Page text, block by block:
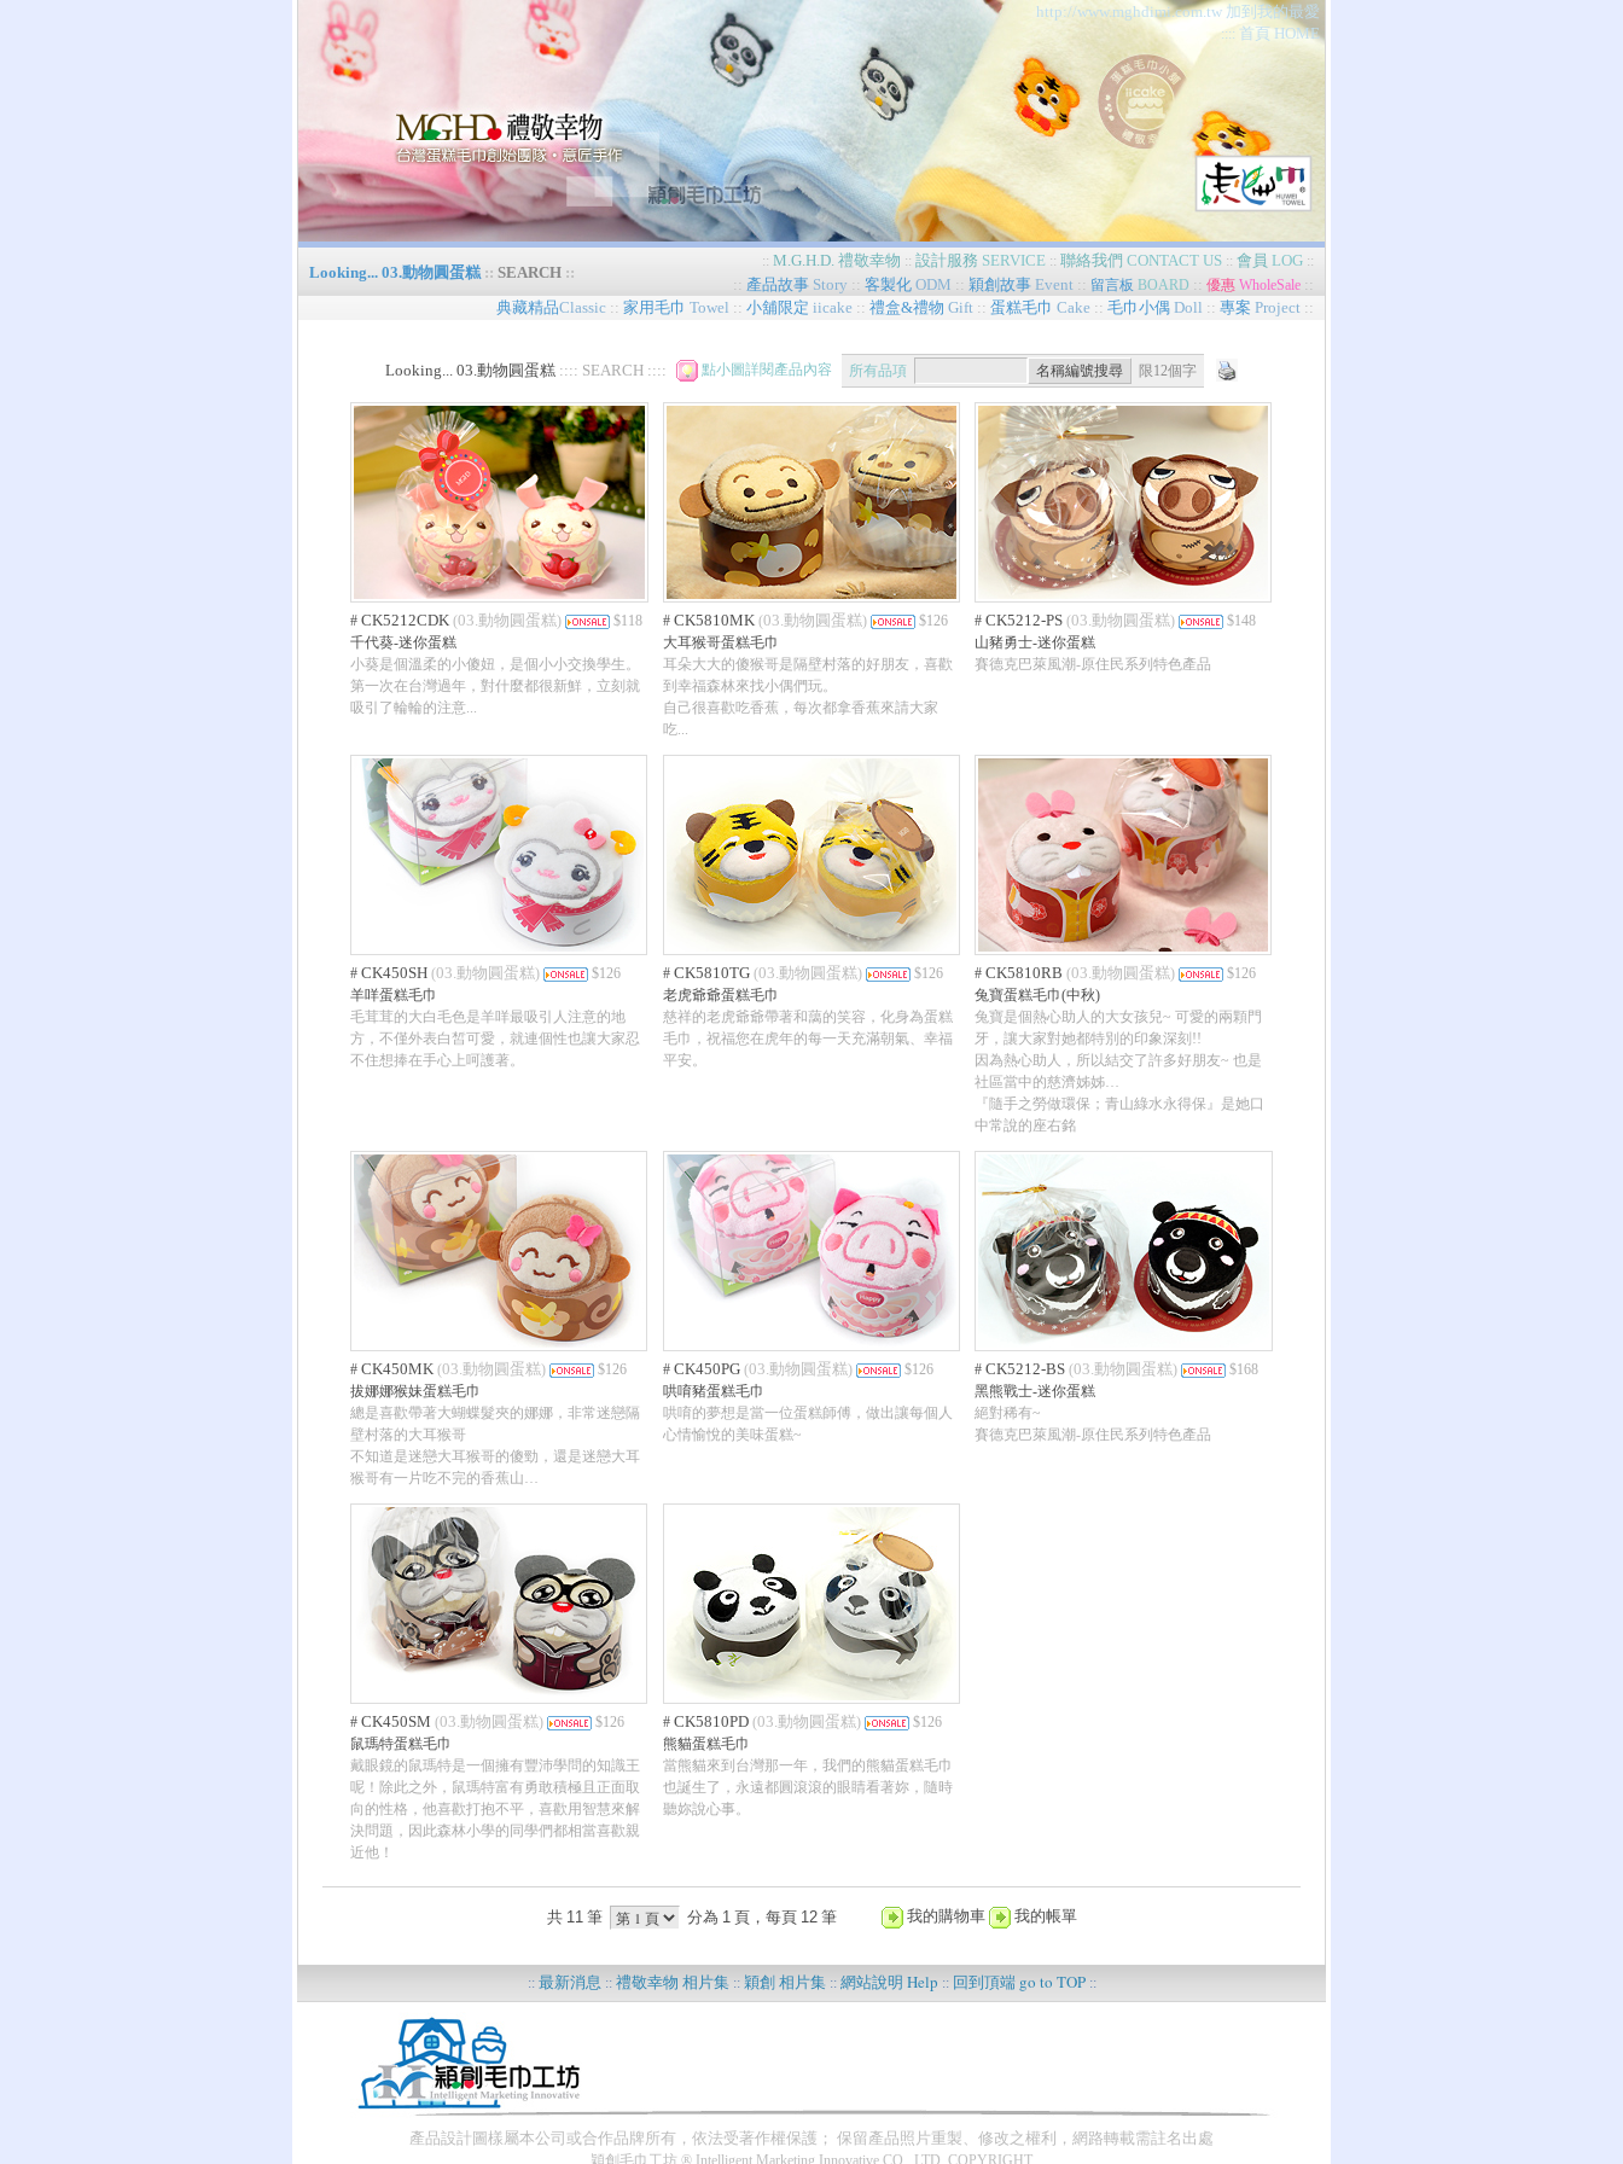
http://www.mghdimi.com.tw 加到我的最愛
:::: 首頁 HOME
Looking... 03.動物圓蛋糕 :: SEARCH ::
:: M.G.H.D. 禮敬幸物 :: 設計服務 SERVICE :: 聯絡我們 CONTACT US :: 會員 LOG ::
:: 產品故事 Story :: 客製化 ODM :: 穎創故事 Event :: 留言板 BOARD :: 優惠 WholeSale ::
典藏精品Classic :: 家用毛巾 Towel :: 小舖限定 iicake :: 禮盒&禮物 Gift :: 蛋糕毛巾 Cake :: 毛巾小偶 Doll :: 專案 Project ::
Looking... 03.動物圓蛋糕 :::: SEARCH :::: 點小圖詳閱產品內容 所有品項 限12個字
# CK5212CDK (03.動物圓蛋糕)
$118
千代葵-迷你蛋糕
小葵是個溫柔的小傻妞，是個小小交換學生。
第一次在台灣過年，對什麼都很新鮮，立刻就
吸引了輪輪的注意...
# CK5810MK (03.動物圓蛋糕)
$126
大耳猴哥蛋糕毛巾
耳朵大大的傻猴哥是隔壁村落的好朋友，喜歡
到幸福森林來找小偶們玩。
自己很喜歡吃香蕉，每次都拿香蕉來請大家
吃...
# CK5212-PS (03.動物圓蛋糕)
$148
山豬勇士-迷你蛋糕
賽德克巴萊風潮-原住民系列特色產品
# CK450SH (03.動物圓蛋糕)
$126
羊咩蛋糕毛巾
毛茸茸的大白毛色是羊咩最吸引人注意的地
方，不僅外表白皙可愛，就連個性也讓大家忍
不住想捧在手心上呵護著。
# CK5810TG (03.動物圓蛋糕)
$126
老虎爺爺蛋糕毛巾
慈祥的老虎爺爺帶著和藹的笑容，化身為蛋糕
毛巾，祝福您在虎年的每一天充滿朝氣、幸福
平安。
# CK5810RB (03.動物圓蛋糕)
$126
兔寶蛋糕毛巾(中秋)
兔寶是個熱心助人的大女孩兒~ 可愛的兩顆門
牙，讓大家對她都特別的印象深刻!!
因為熱心助人，所以結交了許多好朋友~ 也是
社區當中的慈濟姊姊…
『隨手之勞做環保；青山綠水永得保』是她口
中常說的座右銘
# CK450MK (03.動物圓蛋糕)
$126
拔娜娜猴妹蛋糕毛巾
總是喜歡帶著大蝴蝶髮夾的娜娜，非常迷戀隔
壁村落的大耳猴哥
不知道是迷戀大耳猴哥的傻勁，還是迷戀大耳
猴哥有一片吃不完的香蕉山…
# CK450PG (03.動物圓蛋糕)
$126
哄唷豬蛋糕毛巾
哄唷的夢想是當一位蛋糕師傅，做出讓每個人
心情愉悅的美味蛋糕~
# CK5212-BS (03.動物圓蛋糕)
$168
黑熊戰士-迷你蛋糕
絕對稀有~
賽德克巴萊風潮-原住民系列特色產品
# CK450SM (03.動物圓蛋糕)
$126
鼠瑪特蛋糕毛巾
戴眼鏡的鼠瑪特是一個擁有豐沛學問的知識王
呢！除此之外，鼠瑪特富有勇敢積極且正面取
向的性格，他喜歡打抱不平，喜歡用智慧來解
決問題，因此森林小學的同學們都相當喜歡親
近他！
# CK5810PD (03.動物圓蛋糕)
$126
熊貓蛋糕毛巾
當熊貓來到台灣那一年，我們的熊貓蛋糕毛巾
也誕生了，永遠都圓滾滾的眼睛看著妳，隨時
聽妳說心事。
共 11 筆 分為 1 頁，每頁 12 筆 我的購物車 我的帳單
:: 最新消息 :: 禮敬幸物 相片集:: 穎創 相片集:: 網站說明 Help :: 回到頂端 go to TOP::
產品設計圖樣屬本公司或合作品牌所有，依法受著作權保護； 保留產品照片重製、修改之權利，網路轉載需註名出處
穎創毛巾工坊 ® Intelligent Marketing Innovative CO., LTD. COPYRIGHT